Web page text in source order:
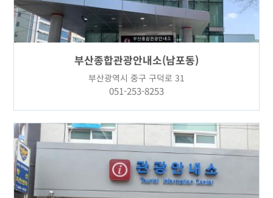
부산종합관광안내소(남포동)
부산광역시 중구 구덕로 31
051-253-8253